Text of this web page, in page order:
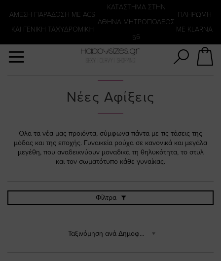
ΑΜΕΣΗ ΠΑΡΑΔΟΣΗ ΜΕ ACS
ΚΑΙ ΓΕΝΙΚΗ ΤΑΧΥΔΡΟΜΙΚΉ
KATΑΣΤΗΜΑ ΣΤΗΝ
ΑΘΗΝΑ ΜΗΤΡΟΠΟΛΕΩΣ
56
ΠΛΗΡΩΜΗ
ΜΕ KLARNA
Νέες Αφίξεις
Όλα τα νέα μας προιόντα, σύμφωνα πάντα με τις τάσεις της
μόδας και της εποχής. Γυναικεία ρούχα σε κανονικά και μεγάλα
μεγέθη, που αναδεικνύουν μοναδικά τη θηλυκότητα, το στυλ
και τον σωματότυπο κάθε γυναίκας.
Φίλτρα
Ταξινόμηση ανά Δημοφιλέστερα
Αναζήτηση